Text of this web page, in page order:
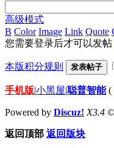
高级模式
B Color Image Link Quote
您需要登录后才可以发帖
本版积分规则 发表帖子
手机版|小黑屋|聪普智能(
Powered by Discuz! X3.4
返回顶部 返回版块